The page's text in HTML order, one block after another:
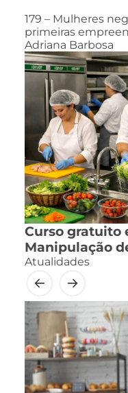
179 – Mulheres
primeiras
Adriana Barbosa
Curso gratuito
Manipulação
Atualidades